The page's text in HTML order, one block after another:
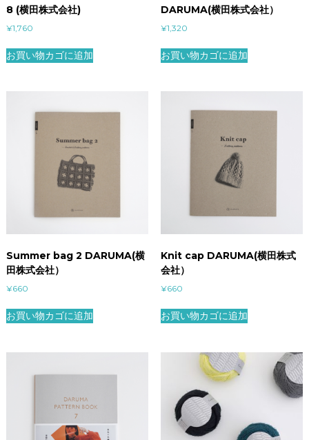
8 (横田株式会社)
¥1,760
お買い物カゴに追加
DARUMA(横田株式会社）
¥1,320
お買い物カゴに追加
Summer bag 2 DARUMA(横
田株式会社）
¥660
お買い物カゴに追加
Knit cap DARUMA(横田株式
会社）
¥660
お買い物カゴに追加